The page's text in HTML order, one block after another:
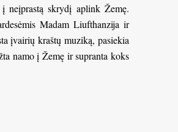
neįprastą skrydį aplink Žemę.
Madam Liufthanzija ir
įvairių kraštų muziką, pasiekia
namo į Žemę ir supranta koks